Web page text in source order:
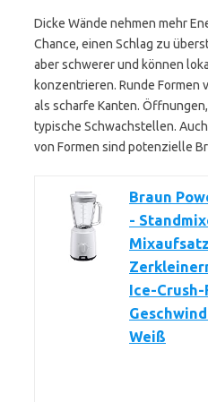
Dicke Wände nehmen mehr
Chance, einen Schlag zu
aber schwerer und können
konzentrieren. Runde
als scharfe Kanten.
typische Schwachstellen.
von Formen sind potenzielle
Braun
-
Ice-
Weiß